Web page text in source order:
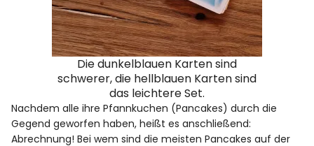
Die dunkelblauen Karten sind
schwerer, die hellblauen Karten sind
das leichtere Set.
Nachdem alle ihre Pfannkuchen (Pancakes) durch die
Gegend geworfen haben, heißt es anschließend:
Abrechnung! Bei wem sind die meisten Pancakes auf der